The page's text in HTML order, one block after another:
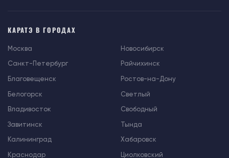
КАРАТЭ В ГОРОДАХ
Москва
Санкт-Петербург
Благовещенск
Белогорск
Владивосток
Завитинск
Калининград
Краснодар
Новосибирск
Райчихинск
Ростов-на-Дону
Светлый
Свободный
Тында
Хабаровск
Циолковский